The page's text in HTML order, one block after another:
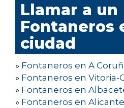
Llamar a un
Fontaneros
ciudad
» Fontaneros en A
» Fontaneros en Vitoria-
» Fontaneros en
» Fontaneros en Alicante